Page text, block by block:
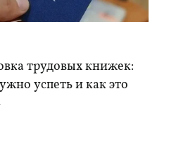
трудовых книжек:
успеть и как это